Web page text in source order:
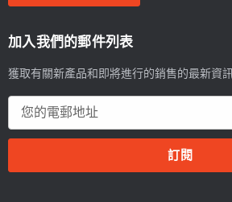
加入我們的郵件列表
獲取有關新產品和即將進行的銷售的最新資訊
郵